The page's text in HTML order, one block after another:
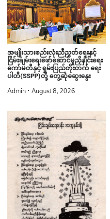
အမျိုးသားစည်းလုံးညီညွတ်ရေးနှင့်
ငြိမ်းချမ်းရေးဖော်ဆောင်မှုညှိနှိုင်းရေး
ကော်မတီနှင့် ရှမ်းပြည်တိုးတက် ရေး
ပါတီ(SSPP)တို့ တွေ့ဆုံဆွေးနွေး
Admin August 8, 2026